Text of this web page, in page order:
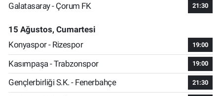
Galatasaray - Çorum FK
21:30
15 Ağustos, Cumartesi
Konyaspor - Rizespor
19:00
Kasımpaşa - Trabzonspor 19:00
Gençlerbirliği S.K. - Fenerbahçe 21:30